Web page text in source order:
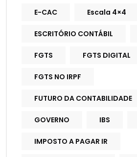
E-CAC Escala 4×4
ESCRITÓRIO CONTÁBIL
FGTS FGTS DIGITAL
FGTS NO IRPF
FUTURO DA CONTABILIDADE
GOVERNO IBS
IMPOSTO A PAGAR IR